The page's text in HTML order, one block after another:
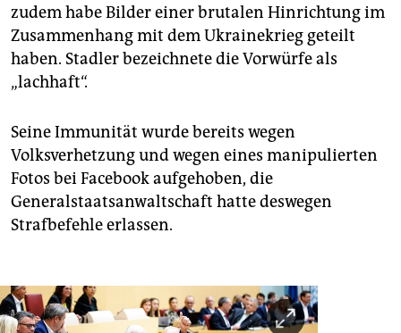
zudem habe Bilder einer brutalen Hinrichtung im
Zusammenhang mit dem Ukrainekrieg geteilt
haben. ­Stadler bezeichnete die Vorwürfe als
„lachhaft“.
Seine Immunität wurde bereits wegen
Volksverhetzung und wegen eines manipulierten
Fotos bei Facebook aufgehoben, die
Generalstaatsanwaltschaft hatte deswegen
Strafbefehle erlassen.